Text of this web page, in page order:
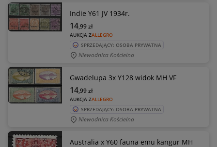
Indie Y61 JV 1934r.
AUKCJA ZALLEGRO
14,99zł
SPRZEDAJĄCY: OSOBA PRYWATNA
Niewodnica Kościelna
Gwadelupa 3x Y128 widok MH VF
AUKCJA ZALLEGRO
14,99zł
SPRZEDAJĄCY: OSOBA PRYWATNA
Niewodnica Kościelna
Australia x Y60 fauna emu kangur MH